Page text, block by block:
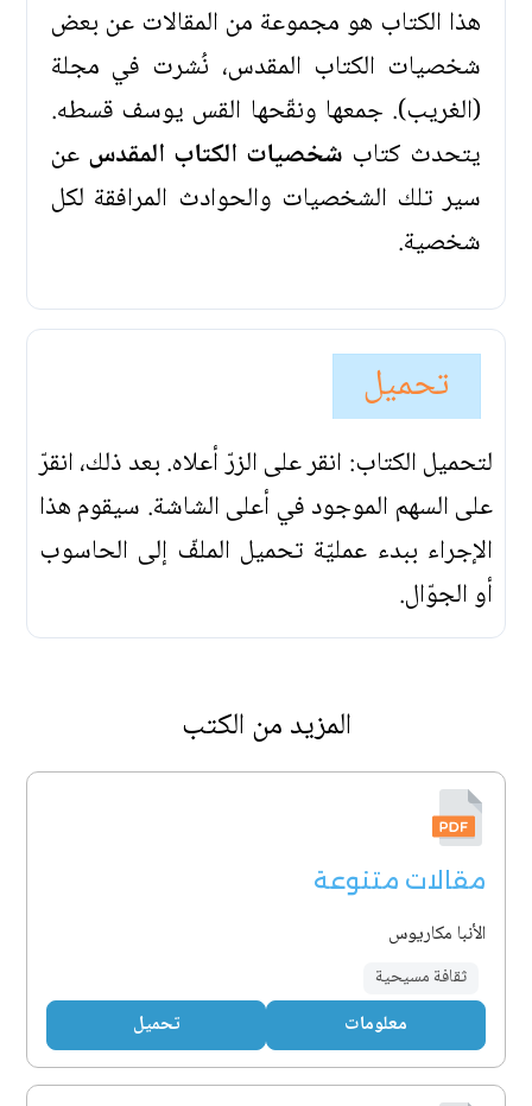
هذا الكتاب هو مجموعة من المقالات عن بعض
شخصيات الكتاب المقدس، نُشرت في مجلة
(الغريب). جمعها ونقّحها القس يوسف قسطه.
يتحدث كتاب شخصيات الكتاب المقدس عن
سير تلك الشخصيات والحوادث المرافقة لكل
شخصية.
تحميل
لتحميل الكتاب: انقر على الزرّ أعلاه. بعد ذلك، انقرّ
على السهم الموجود في أعلى الشاشة. سيقوم هذا
الإجراء ببدء عمليّة تحميل الملفّ إلى الحاسوب
أو الجوّال.
المزيد من الكتب
مقالات متنوعة
الأنبا مكاريوس
ثقافة مسيحية
معلومات تحميل